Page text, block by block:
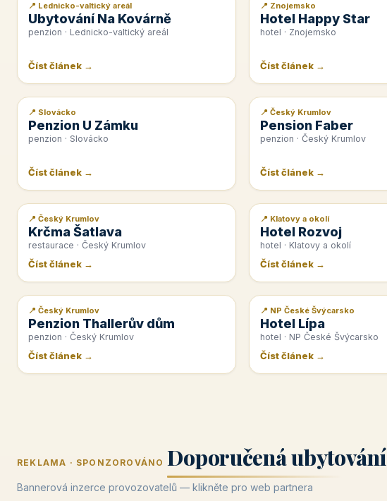
📰 PR článek
📍 Lednicko-valtický areál
Ubytování Na Kovárně
penzion · Lednicko-valtický areál
Číst článek →
📰 PR článek
📍 Znojemsko
Hotel Happy Star
hotel · Znojemsko
Číst článek →
📰 PR článek
📍 Slovácko
Penzion U Zámku
penzion · Slovácko
Číst článek →
📰 PR článek
📍 Český Krumlov
Pension Faber
penzion · Český Krumlov
Číst článek →
📰 PR článek
📍 Český Krumlov
Krčma Šatlava
restaurace · Český Krumlov
Číst článek →
📰 PR článek
📍 Klatovy a okolí
Hotel Rozvoj
hotel · Klatovy a okolí
Číst článek →
📰 PR článek
📍 Český Krumlov
Penzion Thallerův dům
penzion · Český Krumlov
Číst článek →
📰 PR článek
📍 NP České Švýcarsko
Hotel Lípa
hotel · NP České Švýcarsko
Číst článek →
REKLAMA · SPONZOROVÁNO Doporučená ubytování
Bannerová inzerce provozovatelů — klikněte pro web partnera